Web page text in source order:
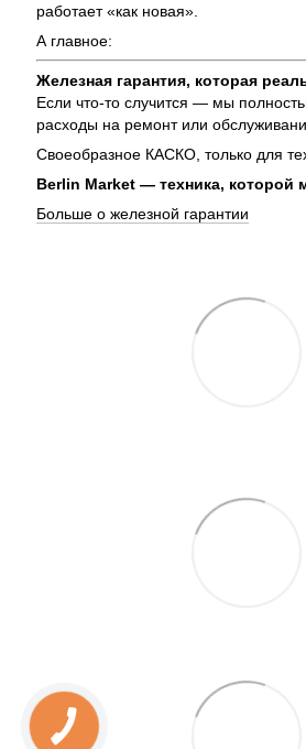
работает «как новая».
А главное:
Железная гарантия, которая
Если что-то случится — мы
расходы на ремонт или
Своеобразное КАСКО, только для
Berlin Market — техника, которой
Больше о железной гарантии